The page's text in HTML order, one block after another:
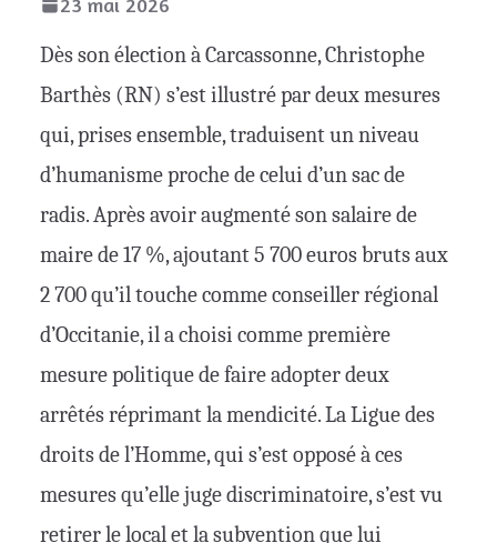
Dès son élection à Carcassonne, Christophe
Barthès (RN) s’est illustré par deux mesures
qui, prises ensemble, traduisent un niveau
d’humanisme proche de celui d’un sac de
radis. Après avoir augmenté son salaire de
maire de 17 %, ajoutant 5 700 euros bruts aux
2 700 qu’il touche comme conseiller régional
d’Occitanie, il a choisi comme première
mesure politique de faire adopter deux
arrêtés réprimant la mendicité. La Ligue des
droits de l’Homme, qui s’est opposé à ces
mesures qu’elle juge discriminatoire, s’est vu
retirer le local et la subvention que lui